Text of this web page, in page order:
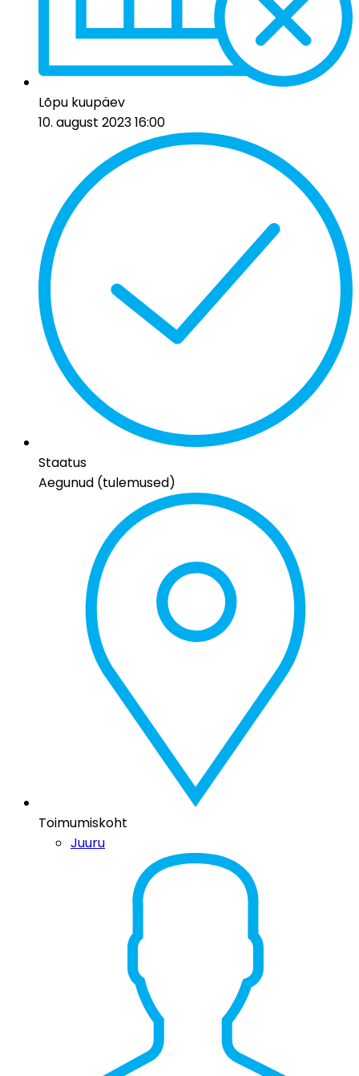
Lõpu kuupäev
10. august 2023 16:00
Staatus
Aegunud (tulemused)
Toimumiskoht
Juuru